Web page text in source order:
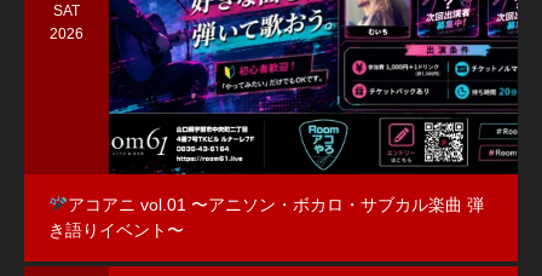
SAT
2026
アコアニ vol.01 〜アニソン・ボカロ・サブカル楽曲 弾
き語りイベント〜